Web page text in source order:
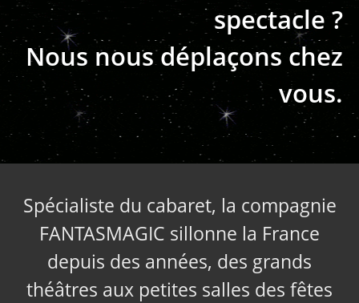
spectacle ?
Nous nous déplaçons chez
vous.
Spécialiste du cabaret, la compagnie
FANTASMAGIC sillonne la France
depuis des années, des grands
théâtres aux petites salles des fêtes